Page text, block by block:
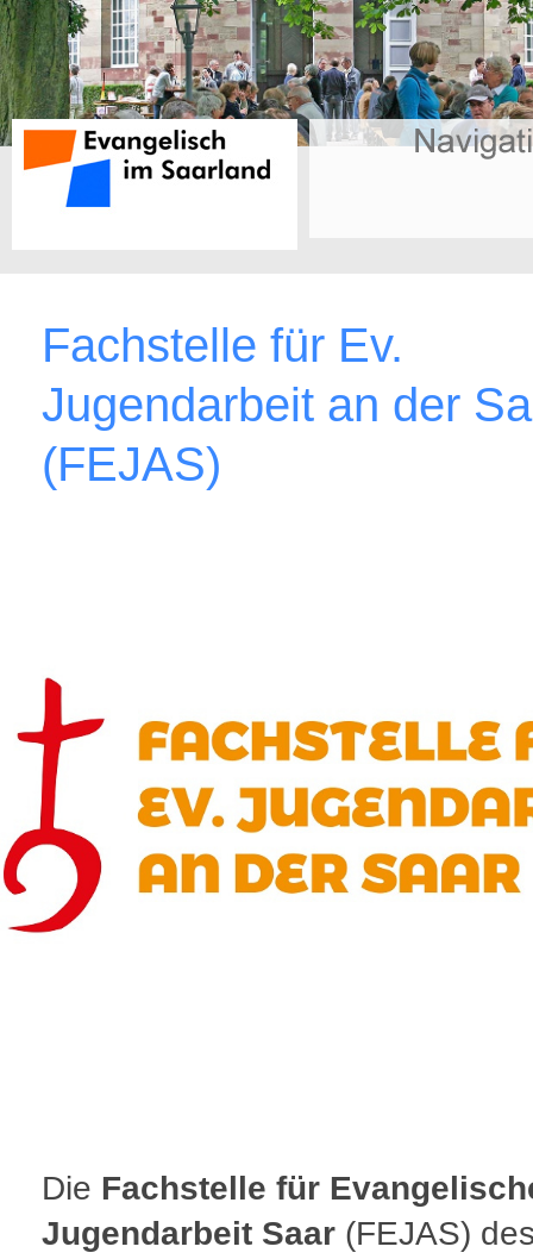
Fachstelle für Ev.
Jugendarbeit an der
(FEJAS)
Die Fachstelle für
Jugendarbeit Saar (FEJAS)